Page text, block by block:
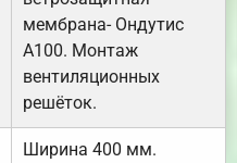
мембрана- Ондутис
А100. Монтаж
вентиляционных
решёток.
Ширина 400 мм.